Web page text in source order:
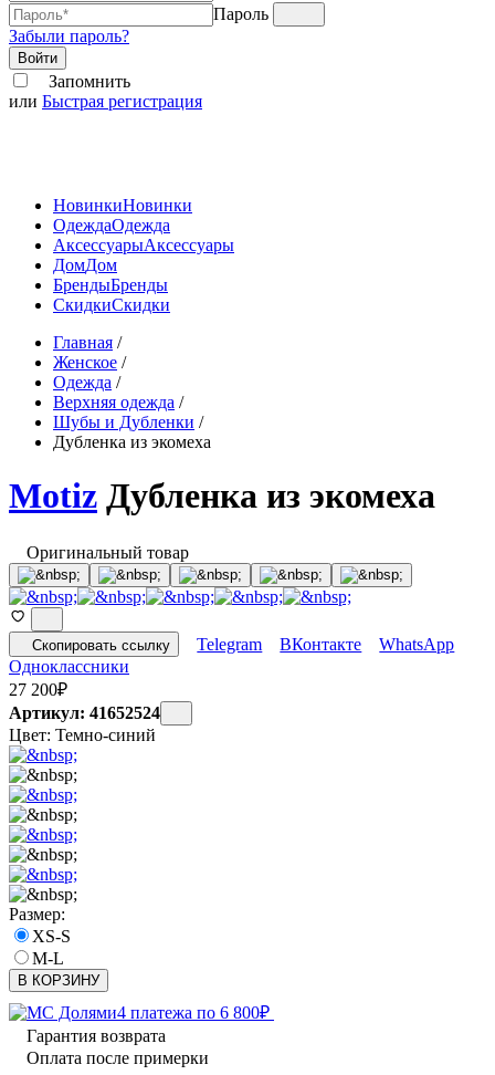
Пароль
Забыли пароль?
Войти
Запомнить
или Быстрая регистрация
НовинкиНовинки
ОдеждаОдежда
АксессуарыАксессуары
ДомДом
БрендыБренды
СкидкиСкидки
Главная /
Женское /
Одежда /
Верхняя одежда /
Шубы и Дубленки /
Дубленка из экомеха
Motiz Дубленка из экомеха
Оригинальный товар
Скопировать ссылку Telegram ВКонтакте
WhatsApp
Одноклассники
27 200₽
Артикул: 41652524
Цвет: Темно-синий
Размер:
XS-S
M-L
В КОРЗИНУ
4 платежа по 6 800₽
Гарантия возврата
Оплата после примерки